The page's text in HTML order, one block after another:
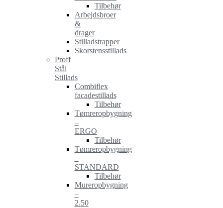
Tilbehør
Arbejdsbroer
&
drager
Stilladstrapper
Skorstensstillads
Proff
Stål
Stillads
Combiflex
facadestillads
Tilbehør
Tømreropbygning
–
ERGO
Tilbehør
Tømreropbygning
–
STANDARD
Tilbehør
Mureropbygning
–
2.50